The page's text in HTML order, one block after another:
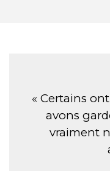
« Certains
avons
vraiment